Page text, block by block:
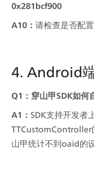
0x281bcf900
A10：请检查是否配
4. Android
Q1：穿山甲SDK如何
A1：SDK支持开发者
TTCustomController
山甲统计不到oaid的